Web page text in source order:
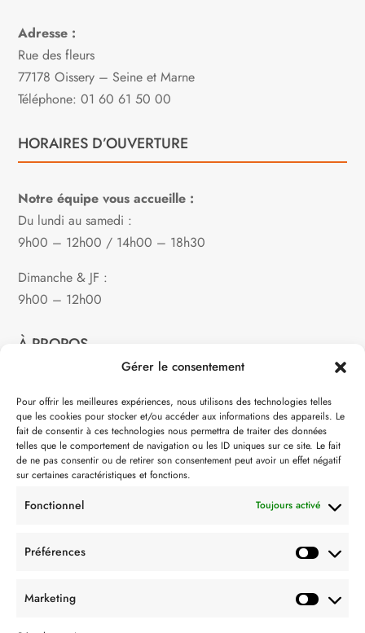
Gérer le consentement
Pour offrir les meilleures expériences, nous utilisons des technologies telles
que les cookies pour stocker et/ou accéder aux informations des appareils. Le
fait de consentir à ces technologies nous permettra de traiter des données
telles que le comportement de navigation ou les ID uniques sur ce site. Le fait
de ne pas consentir ou de retirer son consentement peut avoir un effet négatif
sur certaines caractéristiques et fonctions.
Fonctionnel Toujours activé
Préférences
Marketing
Adresse :
Rue des fleurs
77178 Oissery – Seine et Marne
Téléphone: 01 60 61 50 00
HORAIRES D’OUVERTURE
Notre équipe vous accueille :
Du lundi au samedi :
9h00 – 12h00 / 14h00 – 18h30
Dimanche & JF :
9h00 – 12h00
À PROPOS
Notre philosophie
Contact
Partenaire de: